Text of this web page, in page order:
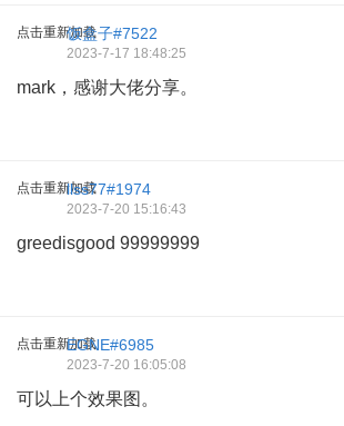
点击重新加载饭盒子#7522
2023-7-17 18:48:25
mark，感谢大佬分享。
点击重新加载llss77#1974
2023-7-20 15:16:43
greedisgood 99999999
点击重新加载EGNE#6985
2023-7-20 16:05:08
可以上个效果图。